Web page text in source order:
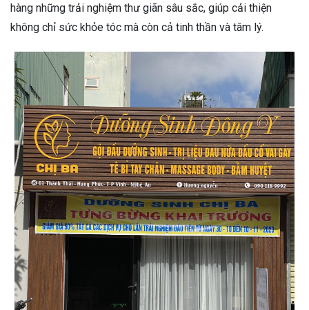
hàng những trải nghiệm thư giãn sâu sắc, giúp cải thiện
không chỉ sức khỏe tóc mà còn cả tinh thần và tâm lý.